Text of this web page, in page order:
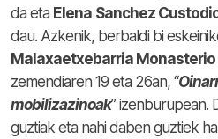
da eta Elena Sanchez
dau. Azkenik, berbaldi bi
Malaxaetxebarria Monasterio
zemendiaren 19 eta 26an, “
mobilizazinoak” izenburupean.
guztiak eta nahi daben guztiek